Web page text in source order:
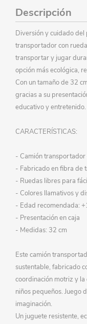
Descripción
Diversión y cuidado del
transportador con
transportar y jugar
opción más ecológica,
Con un tamaño de 32
gracias a su
educativo y entretenido.
CARACTERÍSTICAS:
- Camión transportador
- Fabricado en fibra de
- Ruedas libres para
- Colores llamativos y
- Edad recomendada:
- Presentación en caja
- Medidas: 32 cm
Este camión
sustentable, fabricado
coordinación motriz y
niños pequeños. Juego
imaginación.
Un juguete resistente,